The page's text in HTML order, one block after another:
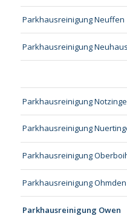
Parkhausreinigung Neuffen
Parkhausreinigung
Parkhausreinigung
Parkhausreinigung
Parkhausreinigung
Parkhausreinigung Ohmden
Parkhausreinigung Owen